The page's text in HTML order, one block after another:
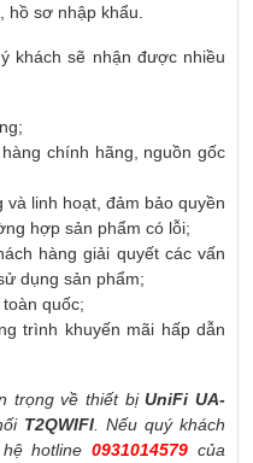
sơ nhập khẩu.
khách sẽ nhận được nhiều
chính hãng, nguồn gốc
linh hoạt, đảm bảo quyền
hợp sản phẩm có lỗi;
hàng giải quyết các vấn
dụng sản phẩm;
quốc;
trình khuyến mãi hấp dẫn
trọng về thiết bịUniFi UA-
T2QWIFI . Nếu quý khách
hệ hotline0931014579của